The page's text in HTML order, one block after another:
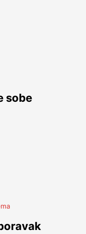
sobe